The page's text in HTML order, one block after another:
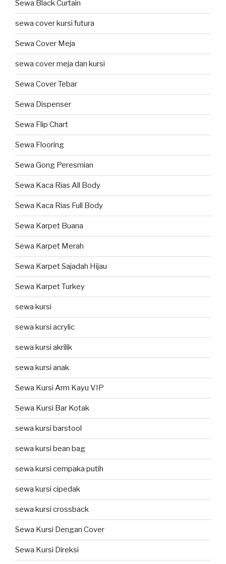
Sewa Black Curtain
sewa cover kursi futura
Sewa Cover Meja
sewa cover meja dan kursi
Sewa Cover Tebar
Sewa Dispenser
Sewa Flip Chart
Sewa Flooring
Sewa Gong Peresmian
Sewa Kaca Rias All Body
Sewa Kaca Rias Full Body
Sewa Karpet Buana
Sewa Karpet Merah
Sewa Karpet Sajadah Hijau
Sewa Karpet Turkey
sewa kursi
sewa kursi acrylic
sewa kursi akrilik
sewa kursi anak
Sewa Kursi Arm Kayu VIP
Sewa Kursi Bar Kotak
sewa kursi barstool
sewa kursi bean bag
sewa kursi cempaka putih
sewa kursi cipedak
sewa kursi crossback
Sewa Kursi Dengan Cover
Sewa Kursi Direksi